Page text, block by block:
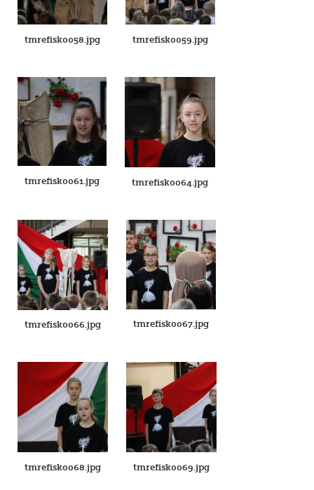
tmrefisk0058.jpg tmrefisk0059.jpg
tmrefisk0061.jpg tmrefisk0064.jpg
tmrefisk0066.jpg tmrefisk0067.jpg
tmrefisk0068.jpg tmrefisk0069.jpg